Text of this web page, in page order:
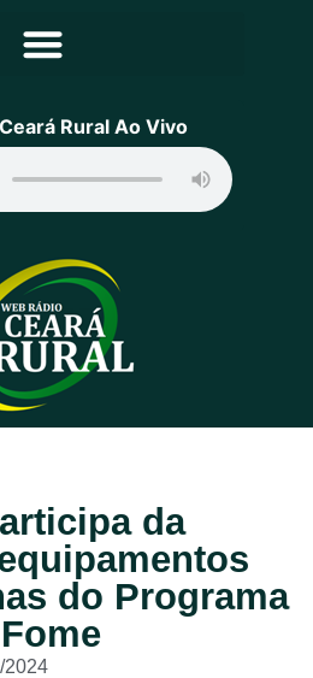
Rural Ao Vivo
da
do Programa
2024